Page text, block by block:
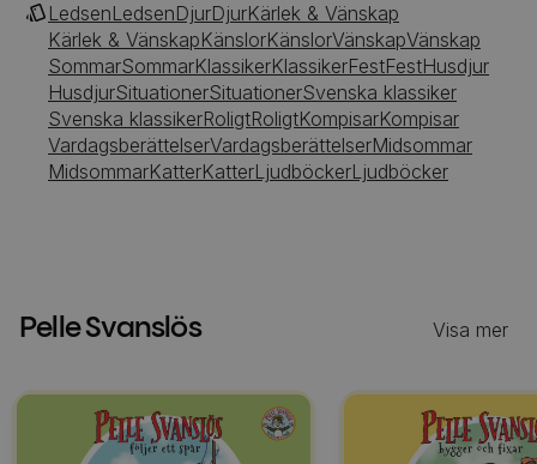
LedsenLedsenDjurDjurKärlek & Vänskap
Kärlek & VänskapKänslorKänslorVänskapVänskap
SommarSommarKlassikerKlassikerFestFestHusdjur
HusdjurSituationerSituationerSvenska klassiker
Svenska klassikerRoligtRoligtKompisarKompisar
VardagsberättelserVardagsberättelserMidsommar
MidsommarKatterKatterLjudböckerLjudböcker
Pelle Svanslös Visa mer